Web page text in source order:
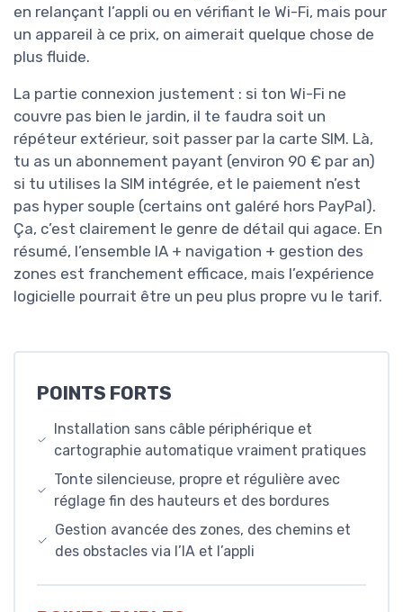
en relançant l’appli ou en vérifiant le Wi-Fi, mais pour
un appareil à ce prix, on aimerait quelque chose de
plus fluide.
La partie connexion justement : si ton Wi-Fi ne
couvre pas bien le jardin, il te faudra soit un
répéteur extérieur, soit passer par la carte SIM. Là,
tu as un abonnement payant (environ 90 € par an)
si tu utilises la SIM intégrée, et le paiement n’est
pas hyper souple (certains ont galéré hors PayPal).
Ça, c’est clairement le genre de détail qui agace. En
résumé, l’ensemble IA + navigation + gestion des
zones est franchement efficace, mais l’expérience
logicielle pourrait être un peu plus propre vu le tarif.
POINTS FORTS
Installation sans câble périphérique et
cartographie automatique vraiment pratiques
Tonte silencieuse, propre et régulière avec
réglage fin des hauteurs et des bordures
Gestion avancée des zones, des chemins et
des obstacles via l’IA et l’appli